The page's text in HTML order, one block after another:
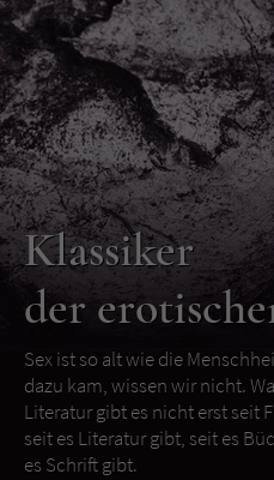
Klassiker
der
Sex ist so alt wie die
dazu kam, wissen wir nicht.
Literatur gibt es nicht erst seit
seit es Literatur gibt, seit es
es Schrift gibt.